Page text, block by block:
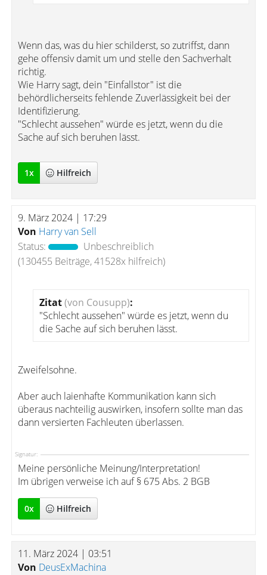
Wenn das, was du hier schilderst, so zutriffst, dann
gehe offensiv damit um und stelle den Sachverhalt
richtig.
Wie Harry sagt, dein "Einfallstor" ist die
behördlicherseits fehlende Zuverlässigkeit bei der
Identifizierung.
"Schlecht aussehen" würde es jetzt, wenn du die
Sache auf sich beruhen lässt.
1x Hilfreich
9. März 2024 | 17:29
Von Harry van Sell
Status:
Unbeschreiblich
(130455 Beiträge, 41528x hilfreich)
Zitat(von Cousupp):
"Schlecht aussehen" würde es jetzt, wenn du
die Sache auf sich beruhen lässt.
Zweifelsohne.
Aber auch laienhafte Kommunikation kann sich
überaus nachteilig auswirken, insofern sollte man das
dann versierten Fachleuten überlassen.
Signatur:
Meine persönliche Meinung/Interpretation!
Im übrigen verweise ich auf § 675 Abs. 2 BGB
0x Hilfreich
11. März 2024 | 03:51
Von DeusExMachina